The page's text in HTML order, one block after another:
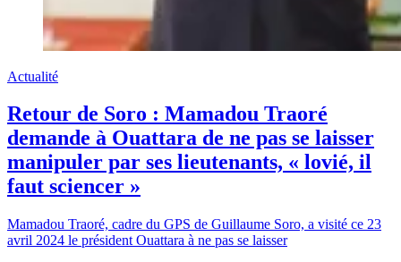
Actualité
Retour de Soro : Mamadou Traoré
demande à Ouattara de ne pas se laisser
manipuler par ses lieutenants, « lovié, il
faut sciencer »
Mamadou Traoré, cadre du GPS de Guillaume Soro, a visité ce 23
avril 2024 le président Ouattara à ne pas se laisser